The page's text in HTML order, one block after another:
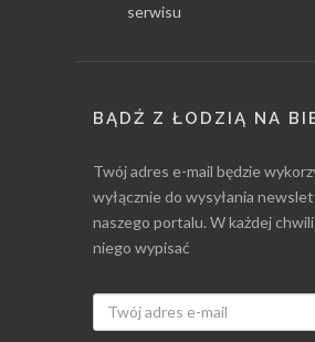
serwisu
BĄDŹ Z ŁODZIĄ NA
Twój adres e-mail będzie
wyłącznie do wysyłania
naszego portalu. W każdej chwili
niego wypisać